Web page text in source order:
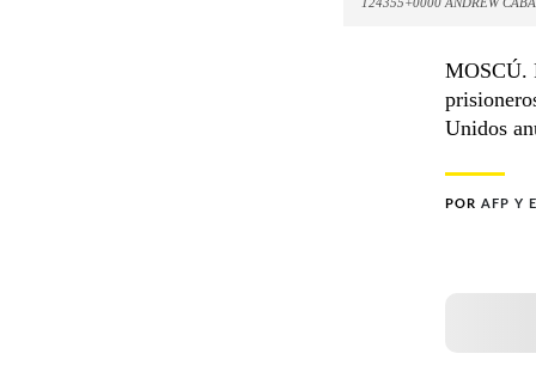
MOSCÚ.
Unidos
POR AFP Y